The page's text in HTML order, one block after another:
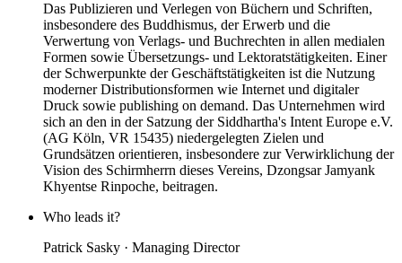
Das Publizieren und Verlegen von Büchern und Schriften,
insbesondere des Buddhismus, der Erwerb und die
Verwertung von Verlags- und Buchrechten in allen medialen
Formen sowie Übersetzungs- und Lektoratstätigkeiten. Einer
der Schwerpunkte der Geschäftstätigkeiten ist die Nutzung
moderner Distributionsformen wie Internet und digitaler
Druck sowie publishing on demand. Das Unternehmen wird
sich an den in der Satzung der Siddhartha's Intent Europe e.V.
(AG Köln, VR 15435) niedergelegten Zielen und
Grundsätzen orientieren, insbesondere zur Verwirklichung der
Vision des Schirmherrn dieses Vereins, Dzongsar Jamyank
Khyentse Rinpoche, beitragen.
Who leads it?
Patrick Sasky · Managing Director